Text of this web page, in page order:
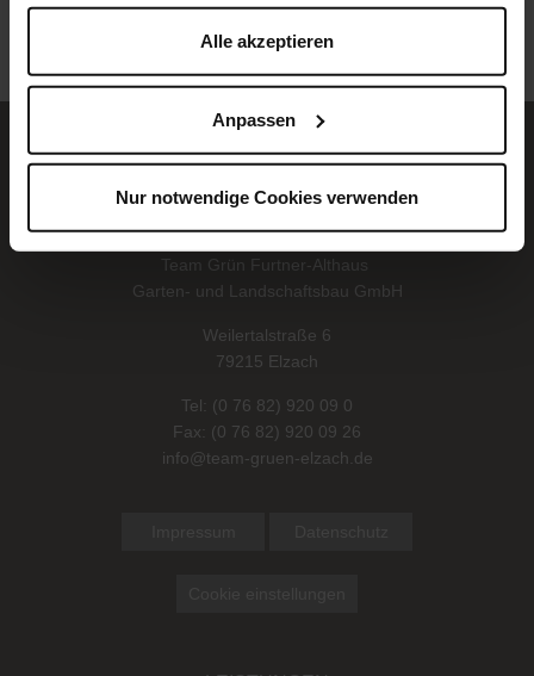
gesammelt haben. Sie geben Einwilligung zu unseren
Cookies, wenn Sie unsere Webseite weiterhin nutzen.
Alle akzeptieren
Anpassen
Nur notwendige Cookies verwenden
Team Grün Furtner-Althaus
Garten- und Landschaftsbau GmbH
Weilertalstraße 6
79215 Elzach
Tel: (0 76 82) 920 09 0
Fax: (0 76 82) 920 09 26
info@team-gruen-elzach.de